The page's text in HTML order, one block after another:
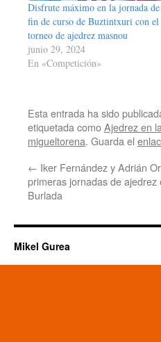
Disfrute máximo en la jornada de
fin de curso de Buztintxuri con el
torneo de ajedrez masnou
junio 29, 2024
En «Competición»
Esta entrada ha sido
etiquetada comoAjedrez en
migueltorena. Guarda el
← Iker Fernández y Adrián
primeras jornadas de
Burlada
Mikel Gurea